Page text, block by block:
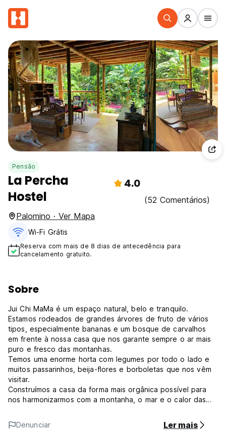
Pensão
La Percha
Hostel
4.0
(52 Comentários)
Palomino · Ver Mapa
Wi-Fi Grátis
Reserva com mais de 8 dias de antecedência para
cancelamento gratuito.
Sobre
Jui Chi MaMa é um espaço natural, belo e tranquilo.
Estamos rodeados de grandes árvores de fruto de vários
tipos, especialmente bananas e um bosque de carvalhos
em frente à nossa casa que nos garante sempre o ar mais
puro e fresco das montanhas.
Temos uma enorme horta com legumes por todo o lado e
muitos passarinhos, beija-flores e borboletas que nos vêm
visitar.
Construímos a casa da forma mais orgânica possível para
nos harmonizarmos com a montanha, o mar e o calor das
reconectar com a natureza, para olhar para dentro e obter
Denunciar Ler mais